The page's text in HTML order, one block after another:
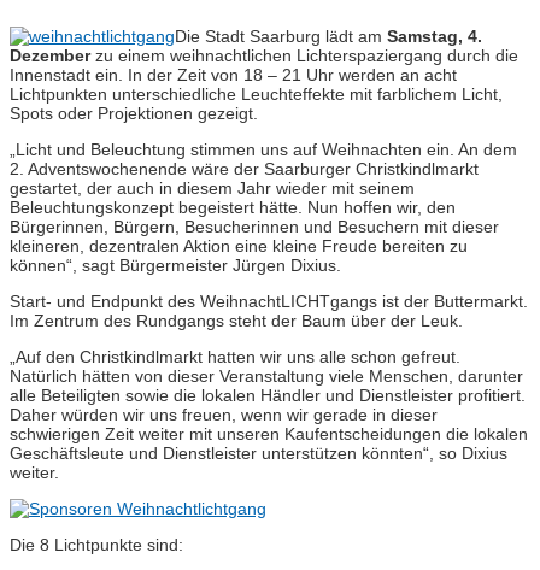
Die Stadt Saarburg lädt am Samstag, 4.
Dezemberzu einem weihnachtlichen Lichterspaziergang durch die
Innenstadt ein. In der Zeit von 18 – 21 Uhr werden an acht
Lichtpunkten unterschiedliche Leuchteffekte mit farblichem Licht,
Spots oder Projektionen gezeigt.
„Licht und Beleuchtung stimmen uns auf Weihnachten ein. An dem
2. Adventswochenende wäre der Saarburger Christkindlmarkt
gestartet, der auch in diesem Jahr wieder mit seinem
Beleuchtungskonzept begeistert hätte. Nun hoffen wir, den
Bürgerinnen, Bürgern, Besucherinnen und Besuchern mit dieser
kleineren, dezentralen Aktion eine kleine Freude bereiten zu
können“, sagt Bürgermeister Jürgen Dixius.
Start- und Endpunkt des WeihnachtLICHTgangs ist der Buttermarkt.
Im Zentrum des Rundgangs steht der Baum über der Leuk.
„Auf den Christkindlmarkt hatten wir uns alle schon gefreut.
Natürlich hätten von dieser Veranstaltung viele Menschen, darunter
alle Beteiligten sowie die lokalen Händler und Dienstleister profitiert.
Daher würden wir uns freuen, wenn wir gerade in dieser
schwierigen Zeit weiter mit unseren Kaufentscheidungen die lokalen
Geschäftsleute und Dienstleister unterstützen könnten“, so Dixius
weiter.
Die 8 Lichtpunkte sind: